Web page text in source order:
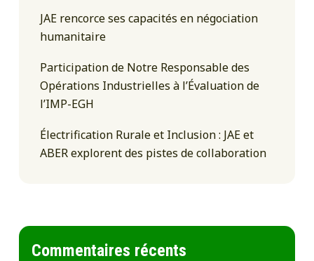
JAE rencorce ses capacités en négociation
humanitaire
Participation de Notre Responsable des
Opérations Industrielles à l’Évaluation de
l’IMP-EGH
Électrification Rurale et Inclusion : JAE et
ABER explorent des pistes de collaboration
Commentaires récents